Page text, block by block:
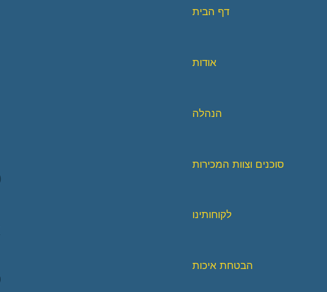
דף הבית
אודות
הבטחת איכות
לקוחותינו
הנהלה
סוכנים וצוות המכירות